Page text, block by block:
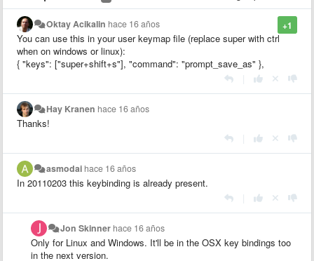
+1
Oktay Acikalin hace 16 años
You can use this in your user keymap file (replace super with ctrl
when on windows or linux):
{ "keys": ["super+shift+s"], "command": "prompt_save_as" },
Hay Kranen hace 16 años
Thanks!
asmodai hace 16 años
In 20110203 this keybinding is already present.
Jon Skinner hace 16 años
Only for Linux and Windows. It'll be in the OSX key bindings too
in the next version.